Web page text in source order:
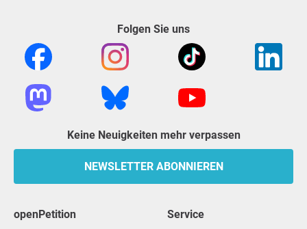
Folgen Sie uns
Keine Neuigkeiten mehr verpassen
NEWSLETTER ABONNIEREN
openPetition
Service